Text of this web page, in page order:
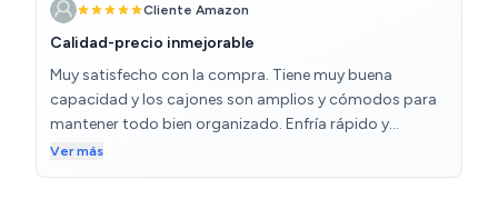
Cliente Amazon
Calidad-precio inmejorable
Muy satisfecho con la compra. Tiene muy buena
capacidad y los cajones son amplios y cómodos para
mantener todo bien organizado. Enfría rápido y
mantiene la temperatura sin problema, incluso cuando
lo lleno bastante. Otro punto a favor es que apenas
Ver más